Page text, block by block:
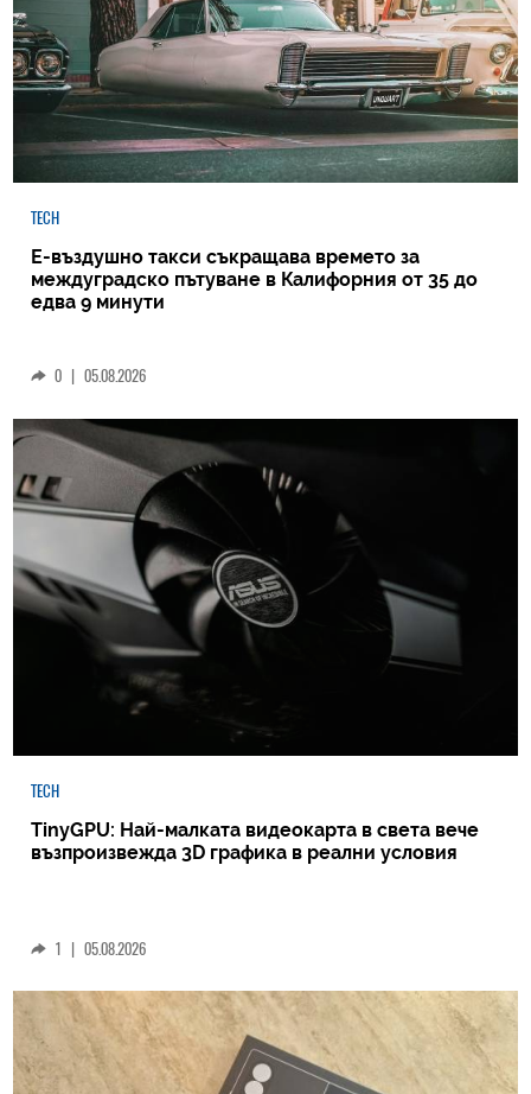
TECH
Е-въздушно такси съкращава времето за
междуградско пътуване в Калифорния от 35 до
едва 9 минути
0 | 05.08.2026
TECH
TinyGPU: Най-малката видеокарта в света вече
възпроизвежда 3D графика в реални условия
1 | 05.08.2026